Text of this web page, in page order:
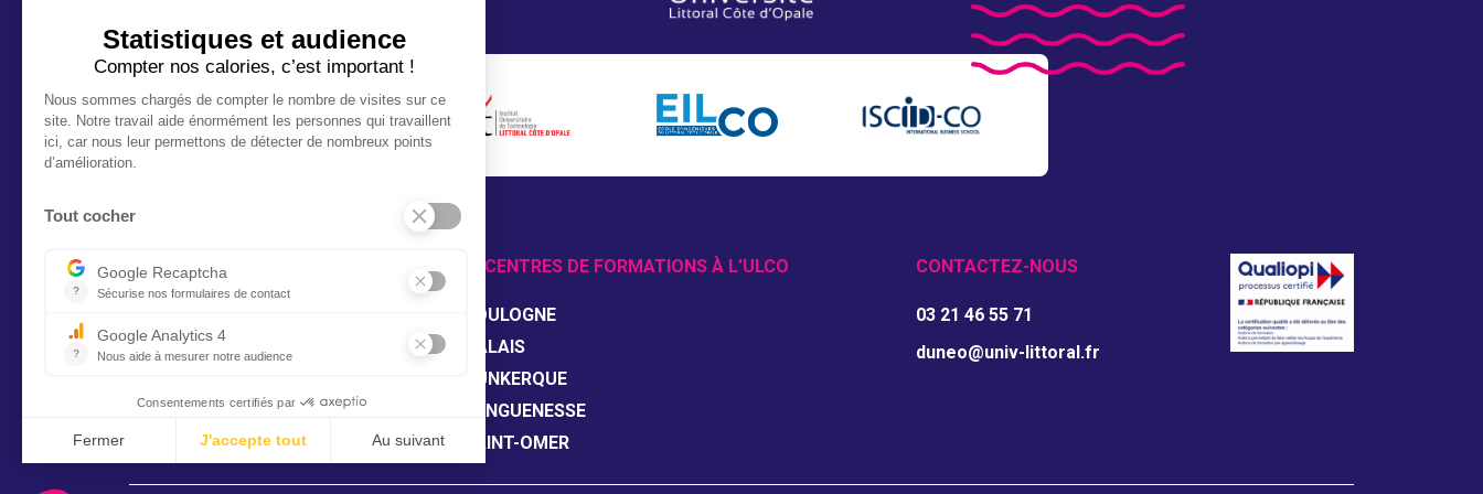
RETROUVEZ-NOUS SUR
NOS CENTRES DE FORMATIONS À L’ULCO
BOULOGNE
CALAIS
DUNKERQUE
LONGUENESSE
SAINT-OMER
CONTACTEZ-NOUS
03 21 46 55 71
duneo@univ-littoral.fr